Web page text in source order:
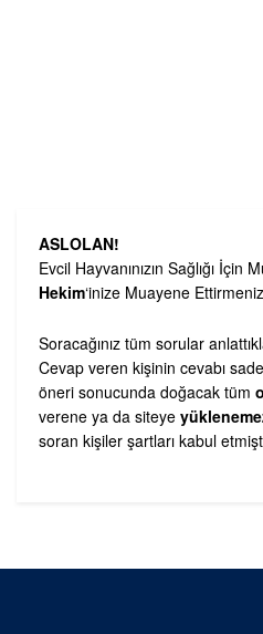
ASLOLAN!
Evcil Hayvanınızın Sağlığı İçin
Hekim‘inize Muayene
Soracağınız tüm sorular
Cevap veren kişinin cevabı
öneri sonucunda doğacak tüm
verene ya da siteye
soran kişiler şartları kabul